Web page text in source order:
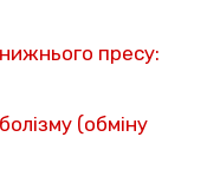
пресу:
(обміну